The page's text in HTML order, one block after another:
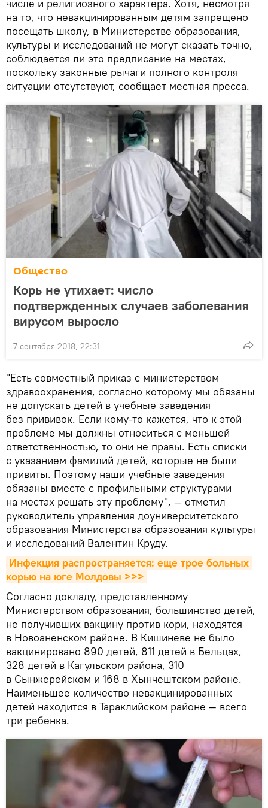
числе и религиозного характера. Хотя, несмотря
на то, что невакцинированным детям запрещено
посещать школу, в Министерстве образования,
культуры и исследований не могут сказать точно,
соблюдается ли это предписание на местах,
поскольку законные рычаги полного контроля
ситуации отсутствуют, сообщает местная пресса.
Общество
Корь не утихает: число
подтвержденных случаев заболевания
вирусом выросло
7 сентября 2018, 22:31
"Есть совместный приказ с министерством
здравоохранения, согласно которому мы обязаны
не допускать детей в учебные заведения
без прививок. Если кому-то кажется, что к этой
проблеме мы должны относиться с меньшей
ответственностью, то они не правы. Есть списки
с указанием фамилий детей, которые не были
привиты. Поэтому наши учебные заведения
обязаны вместе с профильными структурами
на местах решать эту проблему", — отметил
руководитель управления доуниверситетского
образования Министерства образования культуры
и исследований Валентин Круду.
Инфекция распространяется: еще трое больных
корью на юге Молдовы >>>
Согласно докладу, представленному
Министерством образования, большинство детей,
не получивших вакцину против кори, находятся
в Новоаненском районе. В Кишиневе не было
вакцинировано 890 детей, 811 детей в Бельцах,
328 детей в Кагульском района, 310
в Сынжерейском и 168 в Хынчештском районе.
Наименьшее количество невакцинированных
детей находится в Тараклийском районе — всего
три ребенка.